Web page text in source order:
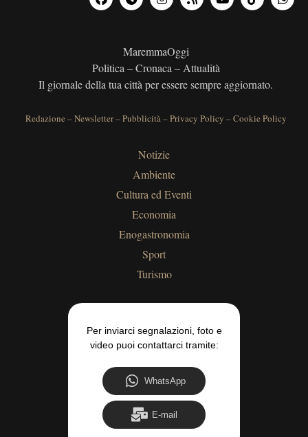
MaremmaOggi
Politica – Cronaca – Attualità
Il giornale della tua città per essere sempre aggiornato.
Redazione –Newsletter–Pubblicità–Privacy Policy –Cookie Policy
Notizie
Ambiente
Cultura ed Eventi
Economia
Enogastronomia
Sport
Turismo
Per inviarci segnalazioni, foto e
video puoi contattarci tramite:
WhatsApp
E-mail